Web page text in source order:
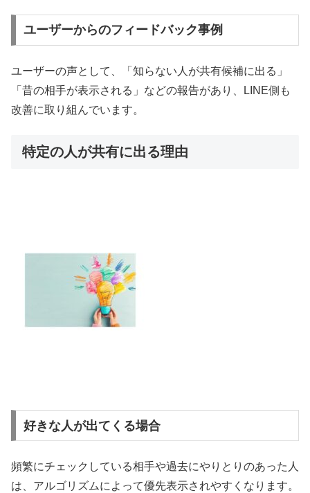
ユーザーからのフィードバック事例
ユーザーの声として、「知らない人が共有候補に出る」
「昔の相手が表示される」などの報告があり、LINE側も
改善に取り組んでいます。
特定の人が共有に出る理由
好きな人が出てくる場合
頻繁にチェックしている相手や過去にやりとりのあった人
は、アルゴリズムによって優先表示されやすくなります。